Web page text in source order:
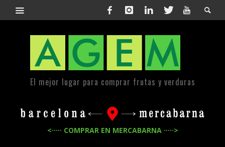
El mejor lugar para comprar frutas y verduras
<····· COMPRAR EN MERCABARNA ·····>